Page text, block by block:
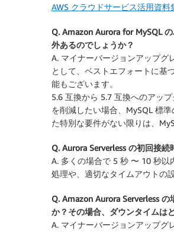
AWS クラウドサービス活用資料
Q. Amazon Aurora for MySQL
外あるのでしょうか？
A. マイナーバージョンアップグ
として、ベストエフォートに基
能もございます。
5.6 互換から 5.7 互換へのアッ
を削減したい場合、MySQL 標
た特別な要件がない限りは、
Q. Aurora Serverless の初回接
A. 多くの場合で 5 秒 〜 10 秒以
処理や、適切なタイムアウトの
Q. Amazon Aurora Serverless
か？その場合、ダウンタイムは
A. マイナーバージョンアップグ